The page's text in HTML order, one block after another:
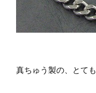
真ちゅう製の、とて